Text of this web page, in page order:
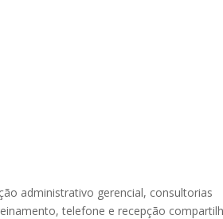
administrativo gerencial, consultorias
telefone e recepção